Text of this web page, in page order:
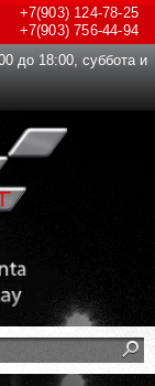
+7(903)124-78-25
+7(903)756-44-94
до 18:00, суббота и